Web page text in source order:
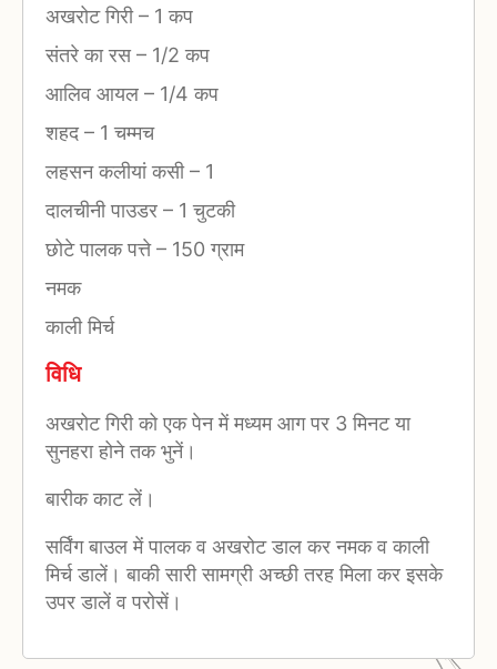
अखरोट गिरी– 1 कप
संतरे का रस– 1/2 कप
आलिव आयल – 1/4 कप
शहद– 1 चम्मच
लहसन कलीयां कसी– 1
दालचीनी पाउडर – 1 चुटकी
छोटे पालक पत्ते– 150 ग्राम
नमक
काली मिर्च
विधि
अखरोट गिरी को एक पेन में मध्यम आग पर 3 मिनट या
सुनहरा होने तक भुनें।
बारीक काट लें।
सर्विंग बाउल में पालक व अखरोट डाल कर नमक व काली
मिर्च डालें। बाकी सारी सामग्री अच्छी तरह मिला कर इसके
उपर डालें व परोसें।